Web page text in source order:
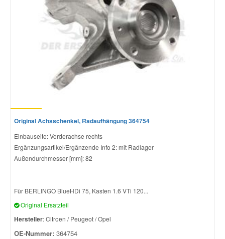
Original Achsschenkel, Radaufhängung 364754
Einbauseite: Vorderachse rechts
Ergänzungsartikel/Ergänzende Info 2: mit Radlager
Außendurchmesser [mm]: 82
Für BERLINGO BlueHDi 75, Kasten 1.6 VTi 120...
Original Ersatzteil
Hersteller: Citroen / Peugeot / Opel
OE-Nummer: 364754